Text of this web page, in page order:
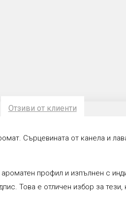
Отзиви от клиенти
Сърцевината от канела и
профил и изпълнен с
Това е отличен избор за тези,